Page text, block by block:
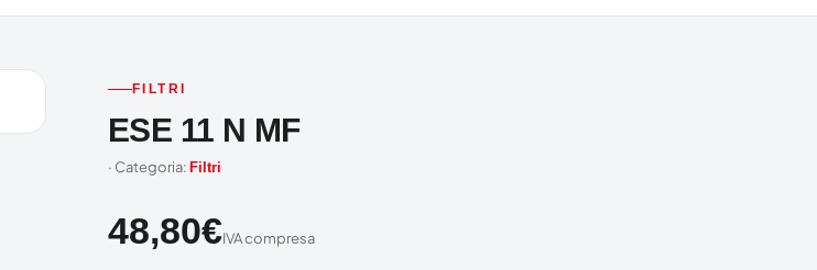
FILTRI
ESE 11 N MF
· Categoria: Filtri
48,80€IVA compresa